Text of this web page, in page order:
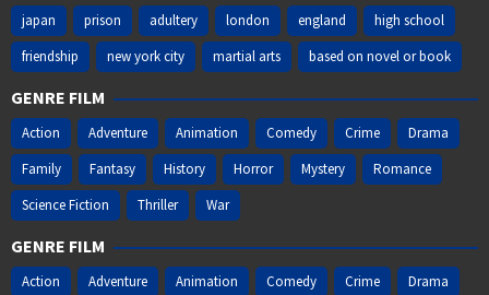
japan prison adultery london england
high school
friendship
new york city martial arts based on novel or book
GENRE FILM
Action Adventure Animation Comedy Crime
Drama
Family
Fantasy History Horror Mystery
Romance
Science Fiction
Thriller War
GENRE FILM
Action Adventure Animation Comedy Crime Drama